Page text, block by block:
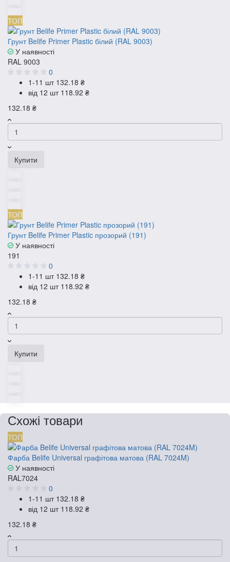
ТОП
Грунт Belife Primer Plastic білий (RAL 9003)
У наявності
RAL 9003
0
1-11 шт 132.18 ₴
від 12 шт 118.92 ₴
132.18 ₴
Купити
ТОП
Грунт Belife Primer Plastic прозорий (191)
У наявності
191
0
1-11 шт 132.18 ₴
від 12 шт 118.92 ₴
132.18 ₴
Купити
Схожі товари
ТОП
Фарба Belife Universal графітова матова (RAL 7024M)
У наявності
RAL7024
0
1-11 шт 132.18 ₴
від 12 шт 118.92 ₴
132.18 ₴